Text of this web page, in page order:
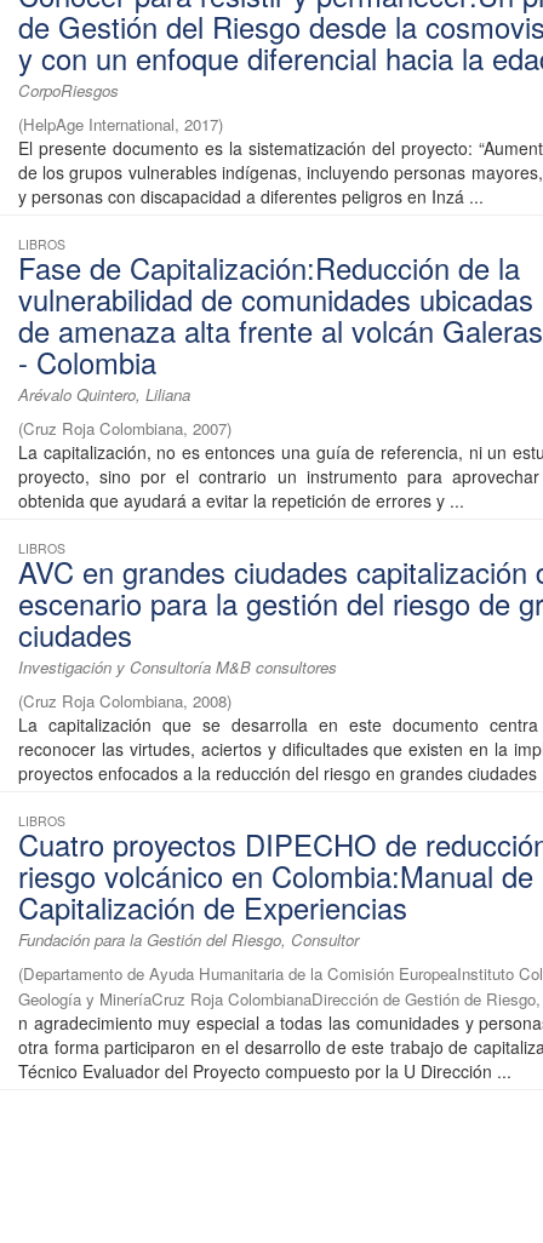
de Gestión del Riesgo desde la
y con un enfoque diferencial hacia la
CorpoRiesgos
(HelpAge International, 2017)
El presente documento es la sistematización del proyecto:
de los grupos vulnerables indígenas, incluyendo personas
y personas con discapacidad a diferentes peligros en Inzá ...
LIBROS
Fase de Capitalización:Reducción de la
vulnerabilidad de comunidades
de amenaza alta frente al volcán
- Colombia
Arévalo Quintero, Liliana
(Cruz Roja Colombiana, 2007)
La capitalización, no es entonces una guía de referencia, ni un
proyecto, sino por el contrario un instrumento para
obtenida que ayudará a evitar la repetición de errores y ...
LIBROS
AVC en grandes ciudades capitalización
escenario para la gestión del riesgo de
ciudades
Investigación y Consultoría M&B consultores
(Cruz Roja Colombiana, 2008)
La capitalización que se desarrolla en este documento
reconocer las virtudes, aciertos y dificultades que existen en la
proyectos enfocados a la reducción del riesgo en grandes ciudades
LIBROS
Cuatro proyectos DIPECHO de
riesgo volcánico en Colombia:Manual de
Capitalización de Experiencias
Fundación para la Gestión del Riesgo, Consultor
(Departamento de Ayuda Humanitaria de la Comisión EuropeaInstituto
Geología y MineríaCruz Roja ColombianaDirección de Gestión de Riesgo
n agradecimiento muy especial a todas las comunidades y
otra forma participaron en el desarrollo de este trabajo de
Técnico Evaluador del Proyecto compuesto por la U Dirección ...